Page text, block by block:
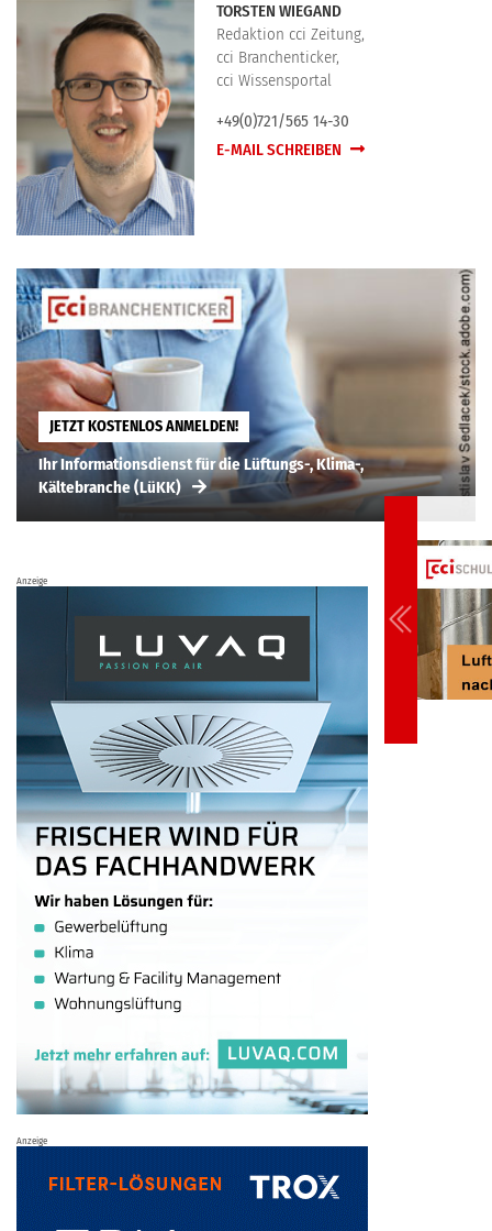
TORSTEN WIEGAND
Redaktion cci Zeitung,
cci Branchenticker,
cci Wissensportal
+49(0)721/565 14-30
E-MAIL SCHREIBEN
JETZT KOSTENLOS ANMELDEN!
Ihr Informationsdienst für die Lüftungs-, Klima-,
Kältebranche (LüKK)
Anzeige
Anzeige